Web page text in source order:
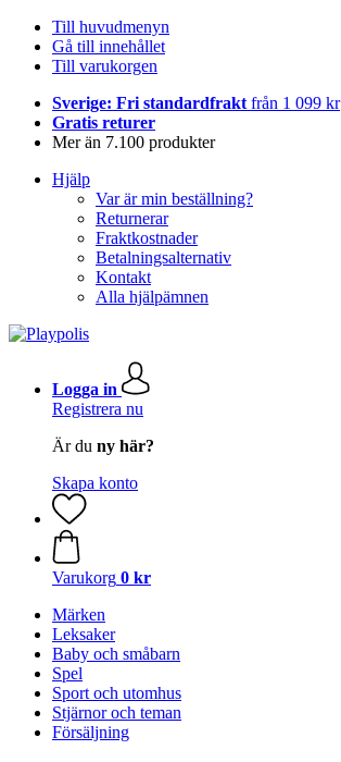
Till huvudmenyn
Gå till innehållet
Till varukorgen
Sverige: Fri standardfrakt från 1 099 kr
Gratis returer
Mer än 7.100 produkter
Hjälp
Var är min beställning?
Returnerar
Fraktkostnader
Betalningsalternativ
Kontakt
Alla hjälpämnen
Logga in
Registrera nu
Är du ny här?
Skapa konto
Varukorg 0 kr
Märken
Leksaker
Baby och småbarn
Spel
Sport och utomhus
Stjärnor och teman
Försäljning